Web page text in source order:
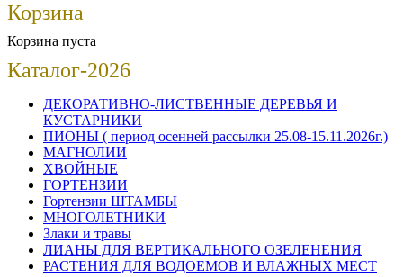
Корзина
Корзина пуста
Каталог-2026
ДЕКОРАТИВНО-ЛИСТВЕННЫЕ ДЕРЕВЬЯ И
КУСТАРНИКИ
ПИОНЫ ( период осенней рассылки 25.08-15.11.2026г.)
МАГНОЛИИ
ХВОЙНЫЕ
ГОРТЕНЗИИ
Гортензии ШТАМБЫ
МНОГОЛЕТНИКИ
Злаки и травы
ЛИАНЫ ДЛЯ ВЕРТИКАЛЬНОГО ОЗЕЛЕНЕНИЯ
РАСТЕНИЯ ДЛЯ ВОДОЕМОВ И ВЛАЖНЫХ МЕСТ